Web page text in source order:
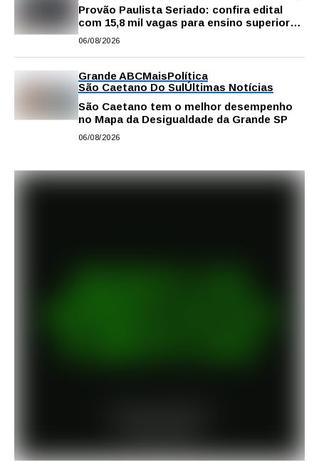
Provão Paulista Seriado: confira edital
com 15,8 mil vagas para ensino superior
público
06/08/2026
Grande ABCMaisPolítica
São Caetano Do SulÚltimas Notícias
São Caetano tem o melhor desempenho
no Mapa da Desigualdade da Grande SP
06/08/2026